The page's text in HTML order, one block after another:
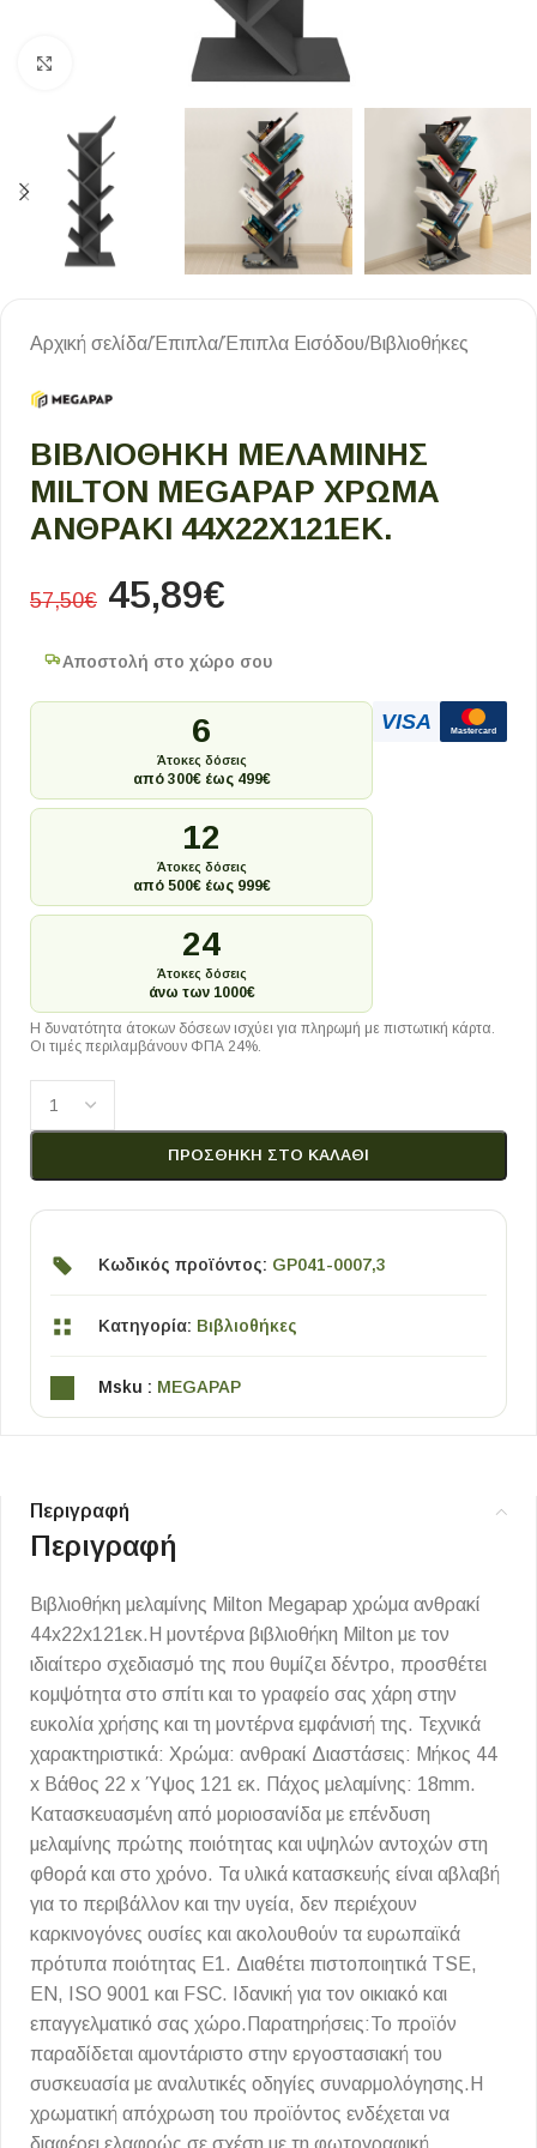
Κλικ για μεγέθυνση
Αρχική σελίδα/Έπιπλα/Έπιπλα Εισόδου/Βιβλιοθήκες
ΒΙΒΛΙΟΘΉΚΗ ΜΕΛΑΜΊΝΗΣ
MILTON MEGAPAP ΧΡΏΜΑ
ΑΝΘΡΑΚΊ 44X22X121ΕΚ.
57,50€ 45,89€
Αποστολή στο χώρο σου
6
Άτοκες δόσεις
από 300€ έως 499€
12
Άτοκες δόσεις
από 500€ έως 999€
24
Άτοκες δόσεις
άνω των 1000€
VISA Mastercard
Η δυνατότητα άτοκων δόσεων ισχύει για πληρωμή με πιστωτική κάρτα.
Οι τιμές περιλαμβάνουν ΦΠΑ 24%.
ΠΡΟΣΘΉΚΗ ΣΤΟ ΚΑΛΆΘΙ
Κωδικός προϊόντος: GP041-0007,3
Κατηγορία: Βιβλιοθήκες
Msku : MEGAPAP
Περιγραφή
Περιγραφή
Βιβλιοθήκη μελαμίνης Milton Megapap χρώμα ανθρακί
44x22x121εκ.Η μοντέρνα βιβλιοθήκη Milton με τον
ιδιαίτερο σχεδιασμό της που θυμίζει δέντρο, προσθέτει
κομψότητα στο σπίτι και το γραφείο σας χάρη στην
ευκολία χρήσης και τη μοντέρνα εμφάνισή της. Τεχνικά
χαρακτηριστικά: Χρώμα: ανθρακί Διαστάσεις: Μήκος 44
x Βάθος 22 x Ύψος 121 εκ. Πάχος μελαμίνης: 18mm.
Κατασκευασμένη από μοριοσανίδα με επένδυση
μελαμίνης πρώτης ποιότητας και υψηλών αντοχών στη
φθορά και στο χρόνο. Τα υλικά κατασκευής είναι αβλαβή
για το περιβάλλον και την υγεία, δεν περιέχουν
καρκινογόνες ουσίες και ακολουθούν τα ευρωπαϊκά
πρότυπα ποιότητας Ε1. Διαθέτει πιστοποιητικά TSE,
EN, ISO 9001 και FSC. Ιδανική για τον οικιακό και
επαγγελματικό σας χώρο.Παρατηρήσεις:Το προϊόν
παραδίδεται αμοντάριστο στην εργοστασιακή του
συσκευασία με αναλυτικές οδηγίες συναρμολόγησης.Η
χρωματική απόχρωση του προϊόντος ενδέχεται να
διαφέρει ελαφρώς σε σχέση με τη φωτογραφική